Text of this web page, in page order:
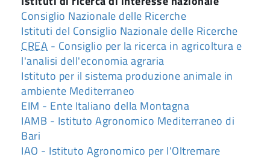
Consiglio Nazionale delle Ricerche
Istituti del Consiglio Nazionale delle Ricerche
CREA - Consiglio per la ricerca in agricoltura e
l'analisi dell'economia agraria
Istituto per il sistema produzione animale in
ambiente Mediterraneo
EIM - Ente Italiano della Montagna
IAMB - Istituto Agronomico Mediterraneo di
Bari
IAO - Istituto Agronomico per l'Oltremare